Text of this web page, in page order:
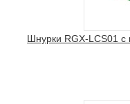
Шнурки RGX-LCS01 с